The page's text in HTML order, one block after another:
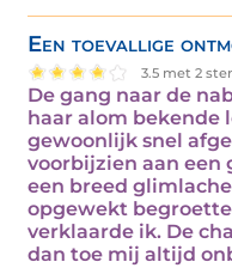
Een toevallige
3.5 met 2
De gang naar de
haar alom bekende
gewoonlijk snel
voorbijzien aan
een breed
opgewekt
verklaarde ik. De
dan toe mij altijd